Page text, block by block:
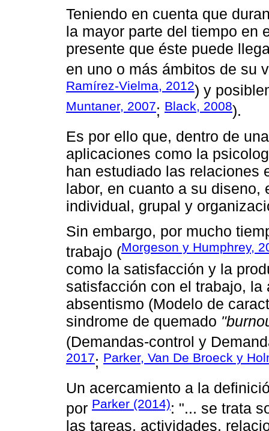
Teniendo en cuenta que
la mayor parte del tiempo en
presente que éste puede
en uno o más ámbitos de su
Ramírez-Vielma, 2012) y
Muntaner, 2007; Black, 2008).
Es por ello que, dentro de
aplicaciones como la
han estudiado las relaciones
labor, en cuanto a su
individual, grupal y
Sin embargo, por mucho
trabajo (Morgeson y Humphrey,
como la satisfacción y la
satisfacción con el trabajo,
absentismo (Modelo de
sindrome de quemado
(Demandas-control y
2017; Parker, Van De Broeck y
Un acercamiento a la
por Parker (2014): "... se trata
las tareas, actividades,